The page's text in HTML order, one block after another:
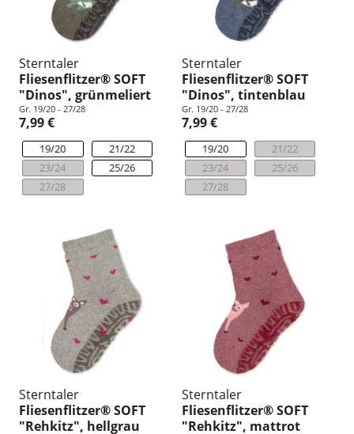
Sterntaler
Fliesenflitzer® SOFT
"Dinos", grünmeliert
Gr. 19/20 - 27/28
7,99 €
19/20
21/22
23/24
25/26
27/28
Sterntaler
Fliesenflitzer® SOFT
"Dinos", tintenblau
Gr. 19/20 - 27/28
7,99 €
19/20
21/22
23/24
25/26
27/28
Sterntaler
Fliesenflitzer® SOFT
"Rehkitz", hellgrau
Sterntaler
Fliesenflitzer® SOFT
"Rehkitz", mattrot